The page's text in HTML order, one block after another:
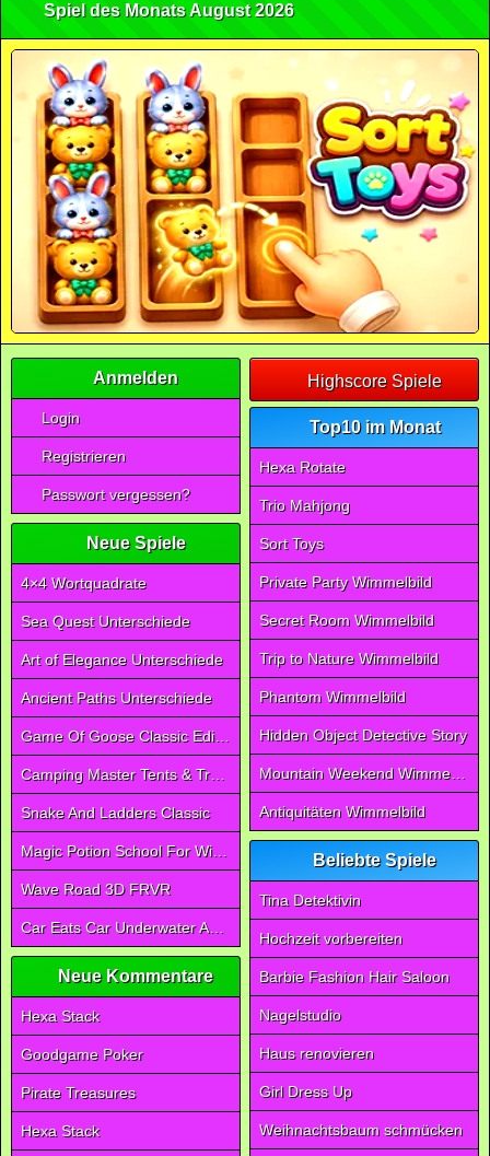
Spiel des Monats August 2026
Anmelden
Login
Registrieren
Passwort vergessen?
Neue Spiele
4×4 Wortquadrate
Sea Quest Unterschiede
Art of Elegance Unterschiede
Ancient Paths Unterschiede
Game Of Goose Classic Edition
Camping Master Tents & Trees
Snake And Ladders Classic
Magic Potion School For Witch
Wave Road 3D FRVR
Car Eats Car Underwater Adventure FRVR
Neue Kommentare
Hexa Stack
Goodgame Poker
Pirate Treasures
Hexa Stack
Highscore Spiele
Top10 im Monat
Hexa Rotate
Trio Mahjong
Sort Toys
Private Party Wimmelbild
Secret Room Wimmelbild
Trip to Nature Wimmelbild
Phantom Wimmelbild
Hidden Object Detective Story
Mountain Weekend Wimmelbild
Antiquitäten Wimmelbild
Beliebte Spiele
Tina Detektivin
Hochzeit vorbereiten
Barbie Fashion Hair Saloon
Nagelstudio
Haus renovieren
Girl Dress Up
Weihnachtsbaum schmücken